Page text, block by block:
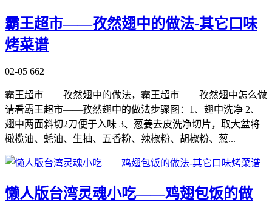
霸王超市——孜然翅中的做法-其它口味
烤菜谱
02-05 662
霸王超市——孜然翅中的做法，霸王超市——孜然翅中怎么做
请看霸王超市——孜然翅中的做法步骤图：1、翅中洗净 2、
翅中两面斜切2刀便于入味 3、葱姜去皮洗净切片，取大盆将
橄榄油、蚝油、生抽、五香粉、辣椒粉、胡椒粉、葱...
懒人版台湾灵魂小吃——鸡翅包饭的做